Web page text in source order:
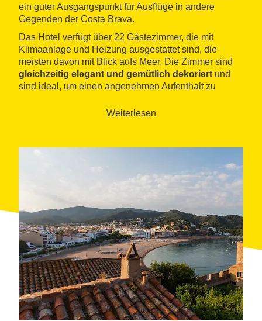
ein guter Ausgangspunkt für Ausflüge in andere
Gegenden der Costa Brava.
Das Hotel verfügt über 22 Gästezimmer, die mit
Klimaanlage und Heizung ausgestattet sind, die
meisten davon mit Blick aufs Meer. Die Zimmer sind
gleichzeitig elegant und gemütlich dekoriert und
sind ideal, um einen angenehmen Aufenthalt zu
quasi auf dem Sand des Strandes.
Weiterlesen